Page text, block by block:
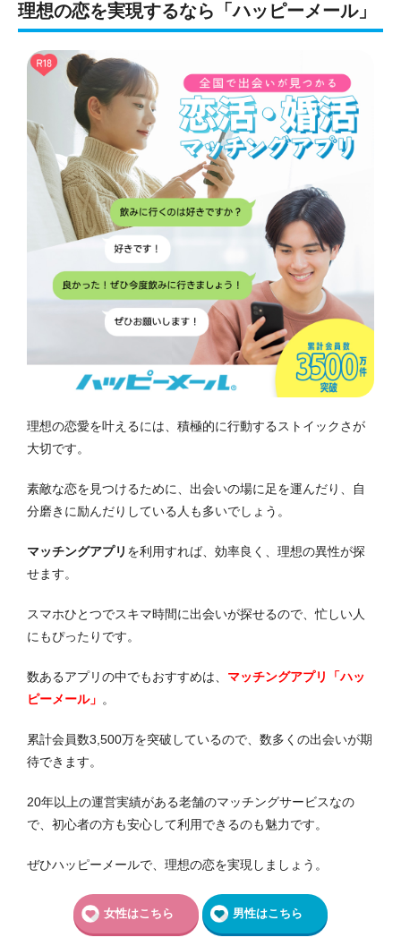
理想の恋を実現するなら「ハッピーメール」
理想の恋愛を叶えるには、積極的に行動するストイックさが
大切です。
素敵な恋を見つけるために、出会いの場に足を運んだり、自
分磨きに励んだりしている人も多いでしょう。
マッチングアプリ を利用すれば、効率良く、理想の異性が探
せます。
スマホひとつでスキマ時間に出会いが探せるので、忙しい人
にもぴったりです。
数あるアプリの中でもおすすめは、 マッチングアプリ「ハッ
ピーメール」 。
累計会員数3,500万を突破しているので、数多くの出会いが期
待できます。
20年以上の運営実績がある老舗のマッチングサービスなの
で、初心者の方も安心して利用できるのも魅力です。
ぜひハッピーメールで、理想の恋を実現しましょう。
女性はこちら 男性はこちら